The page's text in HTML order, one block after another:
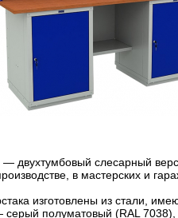
двухтумбовый слесарный
в мастерских и
изготовлены из стали,
серый полуматовый (RAL